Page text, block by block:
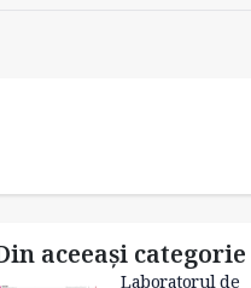
aceeași categorie
Laboratorul de